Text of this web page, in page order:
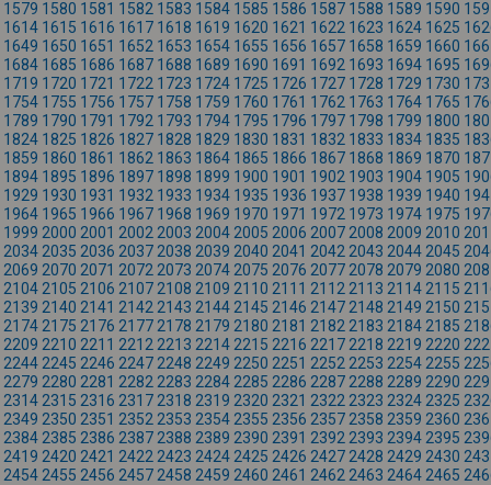
1579 1580 1581 1582 1583 1584 1585 1586 1587 1588 1589 1590
1614 1615 1616 1617 1618 1619 1620 1621 1622 1623 1624 1625
1649 1650 1651 1652 1653 1654 1655 1656 1657 1658 1659 1660
1684 1685 1686 1687 1688 1689 1690 1691 1692 1693 1694 1695
1719 1720 1721 1722 1723 1724 1725 1726 1727 1728 1729 1730
1754 1755 1756 1757 1758 1759 1760 1761 1762 1763 1764 1765
1789 1790 1791 1792 1793 1794 1795 1796 1797 1798 1799 1800
1824 1825 1826 1827 1828 1829 1830 1831 1832 1833 1834 1835
1859 1860 1861 1862 1863 1864 1865 1866 1867 1868 1869 1870
1894 1895 1896 1897 1898 1899 1900 1901 1902 1903 1904 1905
1929 1930 1931 1932 1933 1934 1935 1936 1937 1938 1939 1940
1964 1965 1966 1967 1968 1969 1970 1971 1972 1973 1974 1975
1999 2000 2001 2002 2003 2004 2005 2006 2007 2008 2009 2010
2034 2035 2036 2037 2038 2039 2040 2041 2042 2043 2044 2045
2069 2070 2071 2072 2073 2074 2075 2076 2077 2078 2079 2080
2104 2105 2106 2107 2108 2109 2110 2111 2112 2113 2114 2115
2139 2140 2141 2142 2143 2144 2145 2146 2147 2148 2149 2150
2174 2175 2176 2177 2178 2179 2180 2181 2182 2183 2184 2185
2209 2210 2211 2212 2213 2214 2215 2216 2217 2218 2219 2220
2244 2245 2246 2247 2248 2249 2250 2251 2252 2253 2254 2255
2279 2280 2281 2282 2283 2284 2285 2286 2287 2288 2289 2290
2314 2315 2316 2317 2318 2319 2320 2321 2322 2323 2324 2325
2349 2350 2351 2352 2353 2354 2355 2356 2357 2358 2359 2360
2384 2385 2386 2387 2388 2389 2390 2391 2392 2393 2394 2395
2419 2420 2421 2422 2423 2424 2425 2426 2427 2428 2429 2430
2454 2455 2456 2457 2458 2459 2460 2461 2462 2463 2464 2465